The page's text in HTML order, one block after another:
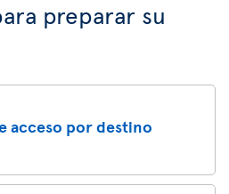
preparar su
acceso por destino